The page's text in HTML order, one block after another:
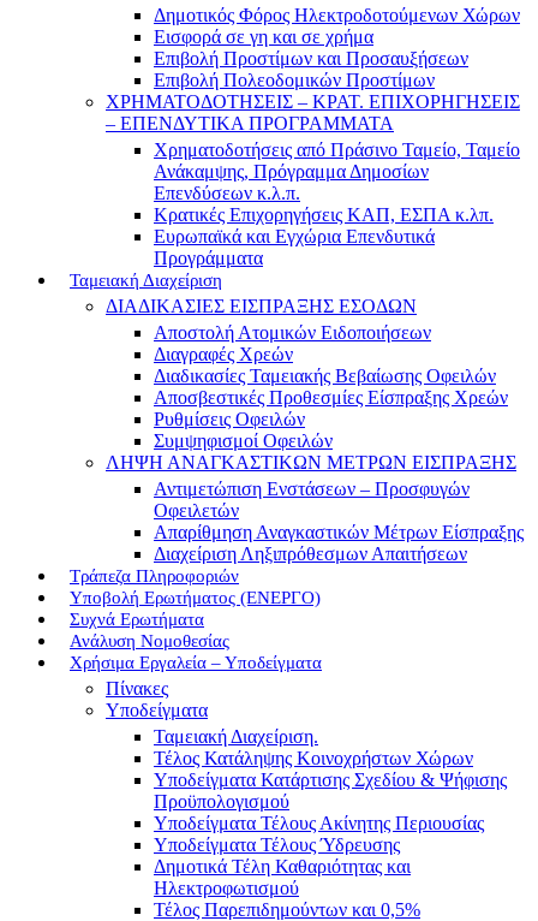
Δημοτικός Φόρος Ηλεκτροδοτούμενων Χώρων
Εισφορά σε γη και σε χρήμα
Επιβολή Προστίμων και Προσαυξήσεων
Επιβολή Πολεοδομικών Προστίμων
ΧΡΗΜΑΤΟΔΟΤΗΣΕΙΣ – ΚΡΑΤ. ΕΠΙΧΟΡΗΓΗΣΕΙΣ
– ΕΠΕΝΔΥΤΙΚΑ ΠΡΟΓΡΑΜΜΑΤΑ
Χρηματοδοτήσεις από Πράσινο Ταμείο, Ταμείο
Ανάκαμψης, Πρόγραμμα Δημοσίων
Επενδύσεων κ.λ.π.
Κρατικές Επιχορηγήσεις ΚΑΠ, ΕΣΠΑ κ.λπ.
Ευρωπαϊκά και Εγχώρια Επενδυτικά
Προγράμματα
Ταμειακή Διαχείριση
ΔΙΑΔΙΚΑΣΙΕΣ ΕΙΣΠΡΑΞΗΣ ΕΣΟΔΩΝ
Αποστολή Ατομικών Ειδοποιήσεων
Διαγραφές Χρεών
Διαδικασίες Ταμειακής Βεβαίωσης Οφειλών
Αποσβεστικές Προθεσμίες Είσπραξης Χρεών
Ρυθμίσεις Οφειλών
Συμψηφισμοί Οφειλών
ΛΗΨΗ ΑΝΑΓΚΑΣΤΙΚΩΝ ΜΕΤΡΩΝ ΕΙΣΠΡΑΞΗΣ
Αντιμετώπιση Ενστάσεων – Προσφυγών
Οφειλετών
Απαρίθμηση Αναγκαστικών Μέτρων Είσπραξης
Διαχείριση Ληξιπρόθεσμων Απαιτήσεων
Τράπεζα Πληροφοριών
Υποβολή Ερωτήματος (ΕΝΕΡΓΟ)
Συχνά Ερωτήματα
Ανάλυση Νομοθεσίας
Χρήσιμα Εργαλεία – Υποδείγματα
Πίνακες
Υποδείγματα
Ταμειακή Διαχείριση.
Τέλος Κατάληψης Κοινοχρήστων Χώρων
Υποδείγματα Κατάρτισης Σχεδίου & Ψήφισης
Προϋπολογισμού
Υποδείγματα Τέλους Ακίνητης Περιουσίας
Υποδείγματα Τέλους Ύδρευσης
Δημοτικά Τέλη Καθαριότητας και
Ηλεκτροφωτισμού
Τέλος Παρεπιδημούντων και 0,5%